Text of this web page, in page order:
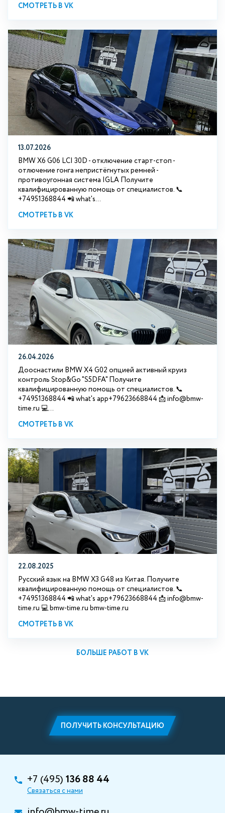
СМОТРЕТЬ В VK
13.07.2026
BMW X6 G06 LCI 30D - отключение старт-стоп -
отлючение гонга непристёгнутых ремней -
противоугонная система IGLA Получите
квалифицированную помощь от специалистов. 📞
+74951368844 📲 what's...
СМОТРЕТЬ В VK
26.04.2026
Дооснастили BMW X4 G02 опцией активный круиз
контроль Stop&Go "S5DFA" Получите
квалифицированную помощь от специалистов. 📞
+74951368844 📲 what's app+79623668844 📩 info@bmw-
time.ru 💻...
СМОТРЕТЬ В VK
22.08.2025
Русский язык на BMW X3 G48 из Китая. Получите
квалифицированную помощь от специалистов. 📞
+74951368844 📲 what's app+79623668844 📩 info@bmw-
time.ru 💻 bmw-time.ru bmw-time.ru
СМОТРЕТЬ В VK
БОЛЬШЕ РАБОТ В VK
ПОЛУЧИТЬ КОНСУЛЬТАЦИЮ
+7 (495) 136 88 44
Связаться с нами